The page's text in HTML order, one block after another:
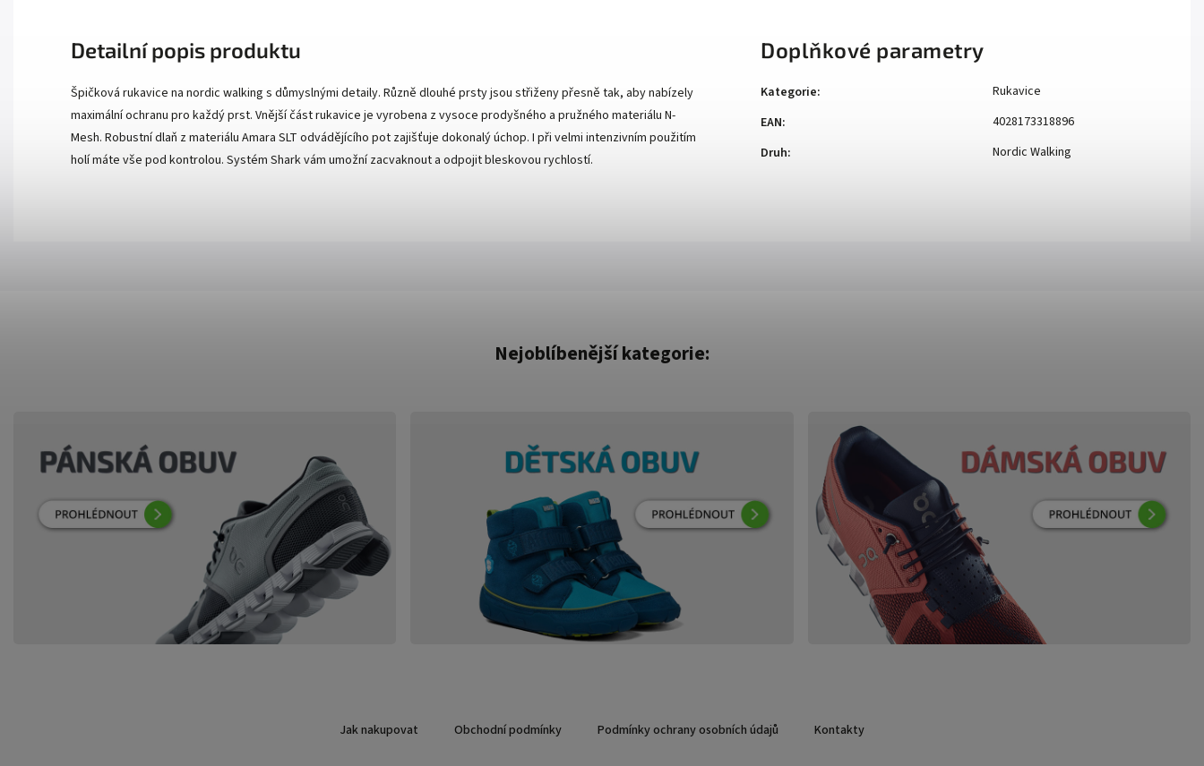
Detailní popis produktu
Špičková rukavice na nordic walking s důmyslnými detaily. Různě dlouhé prsty jsou střiženy přesně tak, aby nabízely
maximální ochranu pro každý prst. Vnější část rukavice je vyrobena z vysoce prodyšného a pružného materiálu N-
Mesh. Robustní dlaň z materiálu Amara SLT odvádějícího pot zajišťuje dokonalý úchop. I při velmi intenzivním použitím
holí máte vše pod kontrolou. Systém Shark vám umožní zacvaknout a odpojit bleskovou rychlostí.
Doplňkové parametry
Kategorie:
Rukavice
EAN:
4028173318896
Druh: Nordic Walking
Nejoblíbenější kategorie:
Jak nakupovat Obchodní podmínky Podmínky ochrany osobních údajů Kontakty